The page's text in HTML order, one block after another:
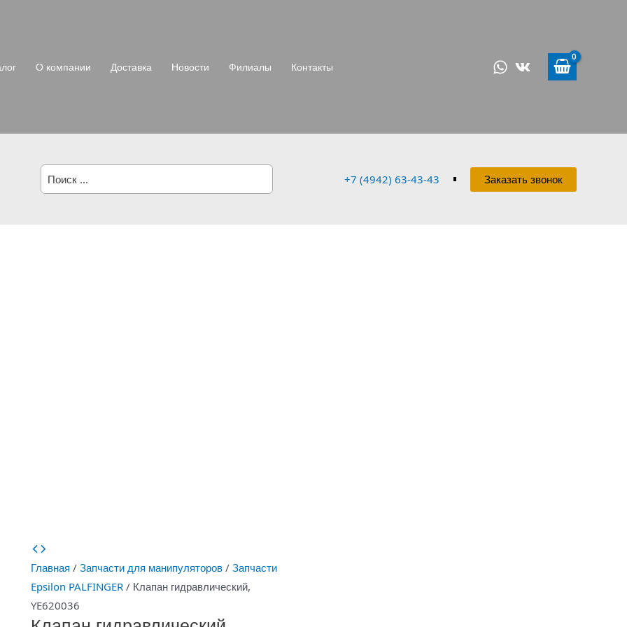
О компании Доставка Новости Филиалы Контакты
Поиск:
+7 (4942) 63-43-43 Заказать звонок
Главная / Запчасти для манипуляторов / Запчасти
Epsilon PALFINGER / Клапан гидравлический,
YE620036